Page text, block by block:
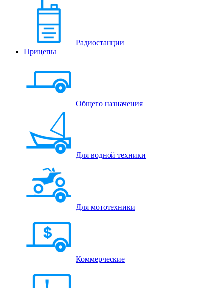
Радиостанции
Прицепы
Общего назначения
Для водной техники
Для мототехники
Коммерческие